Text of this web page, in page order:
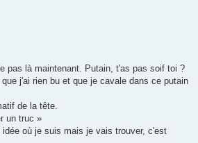
pas là maintenant. Putain, t'as pas soif toi ?
j'ai rien bu et que je cavale dans ce putain
de la tête.
un truc »
idée où je suis mais je vais trouver, c'est